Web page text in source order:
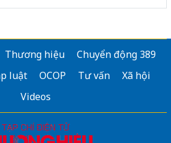
Thương hiệu
Chuyển động 389
luật
OCOP Tư vấn
Xã hội
Videos